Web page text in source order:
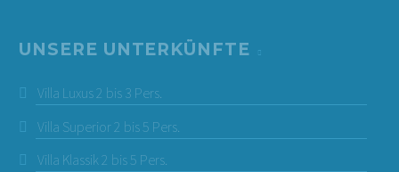
UNSERE UNTERKÜNFTE
Villa Luxus 2 bis 3 Pers.
Villa Superior 2 bis 5 Pers.
Villa Klassik 2 bis 5 Pers.